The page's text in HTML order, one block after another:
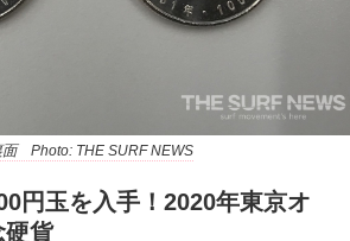
Photo: THE SURF NEWS
円玉を入手！2020年東京オ
硬貨
ース